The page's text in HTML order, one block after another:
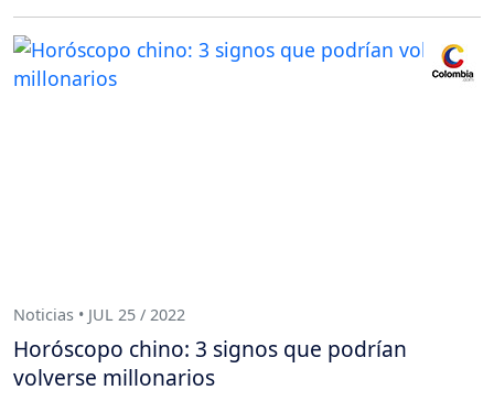
Noticias • JUL 25 / 2022
Horóscopo chino: 3 signos que podrían
volverse millonarios